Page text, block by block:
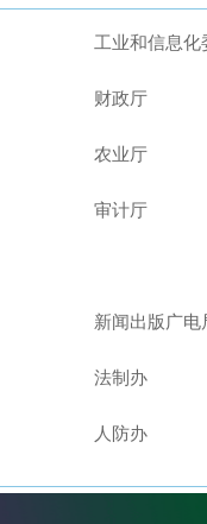
工业和信息化
财政厅
农业厅
审计厅
新闻出版广电
法制办
人防办